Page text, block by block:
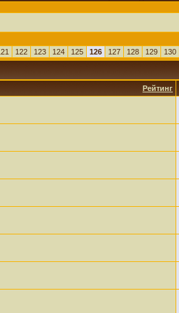
122 123 124 125 126 127 128 129 130
Рейтинг